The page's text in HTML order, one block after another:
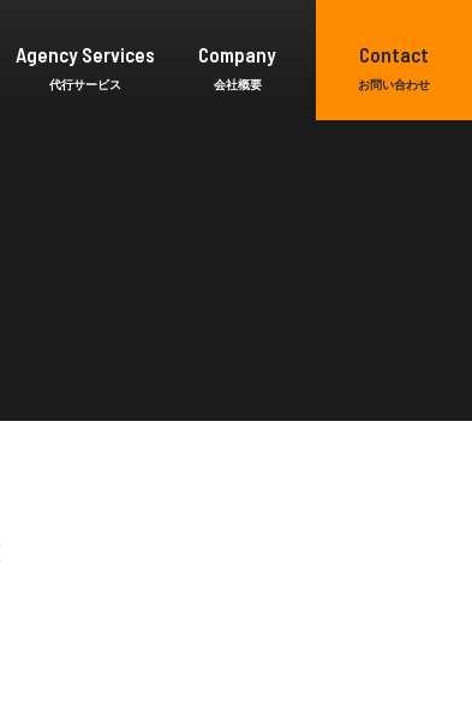
Agency Services Company Contact